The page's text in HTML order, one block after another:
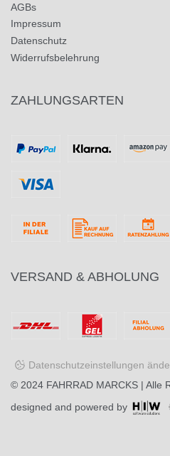
AGBs
Impressum
Datenschutz
Widerrufsbelehrung
ZAHLUNGSARTEN
VERSAND & ABHOLUNG
Datenschutzeinstellungen
© 2024 FAHRRAD MARCKS | Alle
designed and powered by